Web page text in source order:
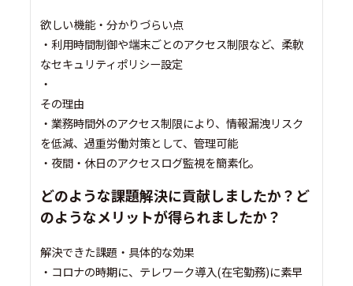
欲しい機能・分かりづらい点
・利用時間制御や端末ごとのアクセス制限など、柔軟
なセキュリティポリシー設定
・
その理由
・業務時間外のアクセス制限により、情報漏洩リスク
を低減、過重労働対策として、管理可能
・夜間・休日のアクセスログ監視を簡素化。
どのような課題解決に貢献しましたか？ど
のようなメリットが得られましたか？
解決できた課題・具体的な効果
・コロナの時期に、テレワーク導入(在宅勤務)に素早